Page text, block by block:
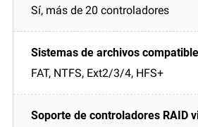
Sí, más de 20 controladores
FAT, NTFS, Ext2/3/4, HFS+